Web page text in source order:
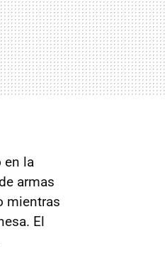
en la
armas
mientras
El